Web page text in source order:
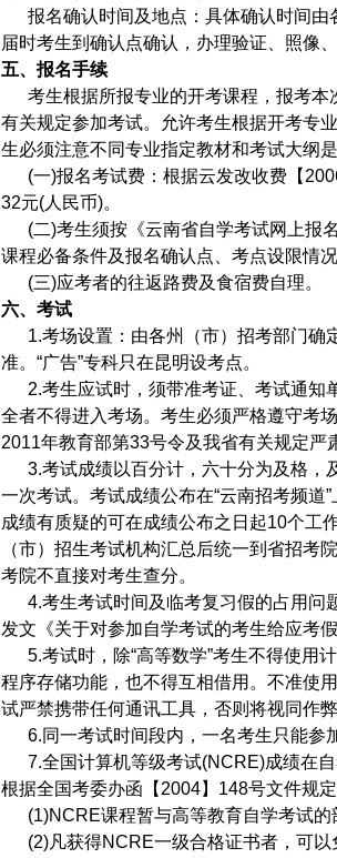
报名确认时间及地点：具体确认时间由
届时考生到确认点确认，办理验证、照像
五、报名手续
考生根据所报专业的开考课程，报考本
有关规定参加考试。允许考生根据开考专
生必须注意不同专业指定教材和考试大纲
(一)报名考试费：根据云发改收费【
32元(人民币)。
(二)考生须按《云南省自学考试网上报
课程必备条件及报名确认点、考点设限情
(三)应考者的往返路费及食宿费自理。
六、考试
1.考场设置：由各州（市）招考部门确
准。“广告”专科只在昆明设考点。
2.考生应试时，须带准考证、考试通知
全者不得进入考场。考生必须严格遵守考
2011年教育部第33号令及我省有关规定严
3.考试成绩以百分计，六十分为及格，
一次考试。考试成绩公布在“云南招考频道
成绩有质疑的可在成绩公布之日起10个工
（市）招生考试机构汇总后统一到省招考
考院不直接对考生查分。
4.考生考试时间及临考复习假的占用问
发文《关于对参加自学考试的考生给应考
5.考试时，除“高等数学”考生不得使用
程序存储功能，也不得互相借用。不准使
试严禁携带任何通讯工具，否则将视同作
6.同一考试时间段内，一名考生只能参
7.全国计算机等级考试(NCRE)成绩在自
根据全国考委办函【2004】148号文件规
(1)NCRE课程暂与高等教育自学考试的
(2)凡获得NCRE一级合格证书者，可以